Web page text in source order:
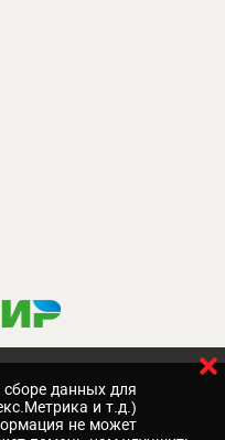
данных для
и т.д.)
не может